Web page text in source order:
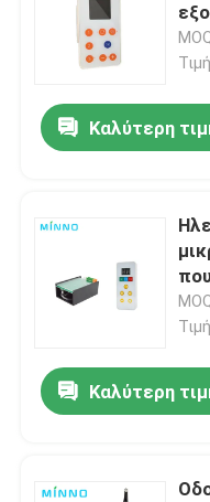
Αρχική Σελίδα
Σχετικά με εμάς
Ποιοτικός έλεγχος
επαφή
Καλύτερη
Καλύτερη